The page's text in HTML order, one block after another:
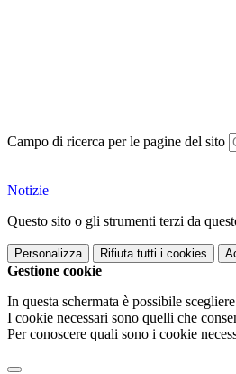
Campo di ricerca per le pagine del sito
Notizie
Questo sito o gli strumenti terzi da
Personalizza Rifiuta tutti i cookies
Gestione cookie
In questa schermata è possibile
I cookie necessari sono quelli che
Per conoscere quali sono i cookie